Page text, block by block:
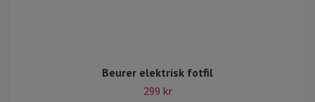
Beurer elektrisk fotfil
299 kr